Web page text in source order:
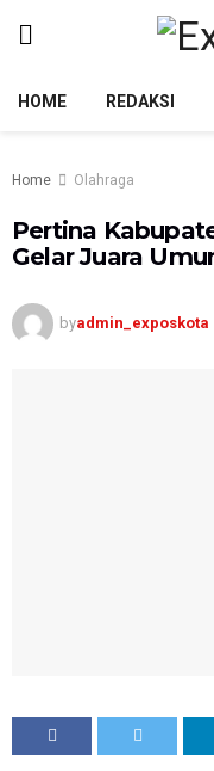
HOME REDAKSI
Home Olahraga
Pertina
Gelar Juara
byadmin_exposkota